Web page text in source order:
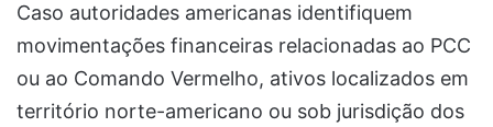
Caso autoridades americanas identifiquem
movimentações financeiras relacionadas ao PCC
ou ao Comando Vermelho, ativos localizados em
território norte-americano ou sob jurisdição dos